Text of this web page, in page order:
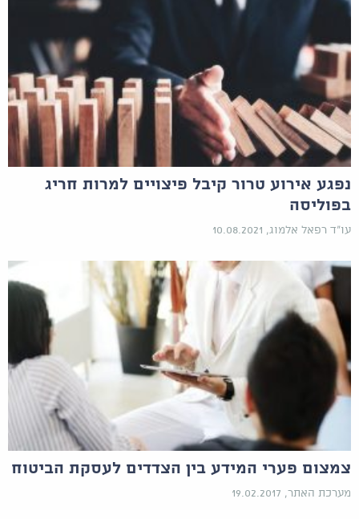
נפגע אירוע טרור קיבל פיצויים למרות חריג
בפוליסה
עו"ד רפאל אלמוג, 10.08.2021
צמצום פערי המידע בין הצדדים לעסקת הביטוח
מערכת האתר, 19.02.2017